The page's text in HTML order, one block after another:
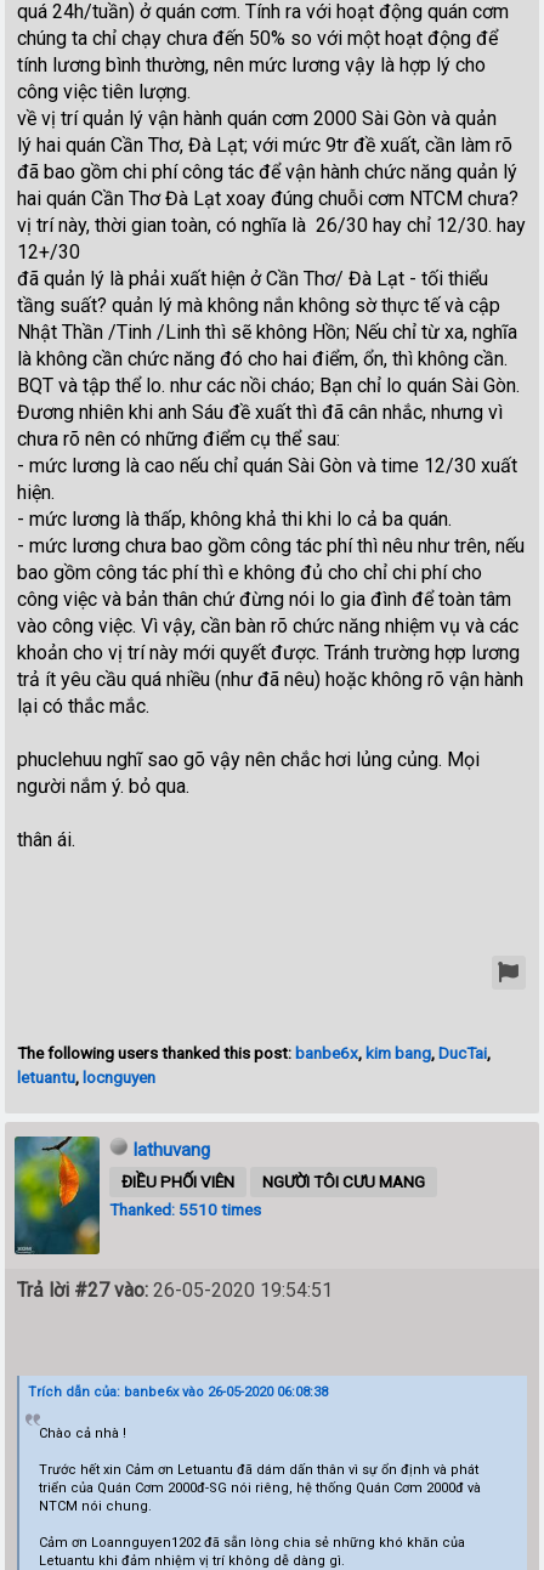
quá 24h/tuần) ở quán cơm. Tính ra với hoạt động quán cơm
chúng ta chỉ chạy chưa đến 50% so với một hoạt động để
tính lương bình thường, nên mức lương vậy là hợp lý cho
công việc tiên lượng.
về vị trí quản lý vận hành quán cơm 2000 Sài Gòn và quản
lý hai quán Cần Thơ, Đà Lạt; với mức 9tr đề xuất, cần làm rõ
đã bao gồm chi phí công tác để vận hành chức năng quản lý
hai quán Cần Thơ Đà Lạt xoay đúng chuỗi cơm NTCM chưa?
vị trí này, thời gian toàn, có nghĩa là 26/30 hay chỉ 12/30. hay
12+/30
đã quản lý là phải xuất hiện ở Cần Thơ/ Đà Lạt - tối thiểu
tầng suất? quản lý mà không nắn không sờ thực tế và cập
Nhật Thần /Tinh /Linh thì sẽ không Hồn; Nếu chỉ từ xa, nghĩa
là không cần chức năng đó cho hai điểm, ổn, thì không cần.
BQT và tập thể lo. như các nồi cháo; Bạn chỉ lo quán Sài Gòn.
Đương nhiên khi anh Sáu đề xuất thì đã cân nhắc, nhưng vì
chưa rõ nên có những điểm cụ thể sau:
- mức lương là cao nếu chỉ quán Sài Gòn và time 12/30 xuất
hiện.
- mức lương là thấp, không khả thi khi lo cả ba quán.
- mức lương chưa bao gồm công tác phí thì nêu như trên, nếu
bao gồm công tác phí thì e không đủ cho chỉ chi phí cho
công việc và bản thân chứ đừng nói lo gia đình để toàn tâm
vào công việc. Vì vậy, cần bàn rõ chức năng nhiệm vụ và các
khoản cho vị trí này mới quyết được. Tránh trường hợp lương
trả ít yêu cầu quá nhiều (như đã nêu) hoặc không rõ vận hành
lại có thắc mắc.
phuclehuu nghĩ sao gõ vậy nên chắc hơi lủng củng. Mọi
người nắm ý. bỏ qua.
thân ái.
The following users thanked this post:banbe6x,kim bang,DucTai,
letuantu,locnguyen
lathuvang
ĐIỀU PHỐI VIÊN
NGƯỜI TÔI CƯU MANG
Thanked: 5510 times
Trả lời #27 vào: 26-05-2020 19:54:51
Trích dẫn của: banbe6x vào 26-05-2020 06:08:38
Chào cả nhà !
Trước hết xin Cảm ơn Letuantu đã dám dấn thân vì sự ổn định và phát
triển của Quán Cơm 2000đ-SG nói riêng, hệ thống Quán Cơm 2000đ và
NTCM nói chung.
Cảm ơn Loannguyen1202 đã sẵn lòng chia sẻ những khó khăn của
Letuantu khi đảm nhiệm vị trí không dễ dàng gì.